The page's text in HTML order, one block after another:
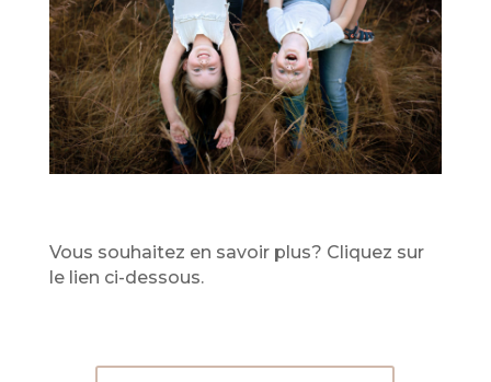
Vous souhaitez en savoir plus? Cliquez sur
le lien ci-dessous.